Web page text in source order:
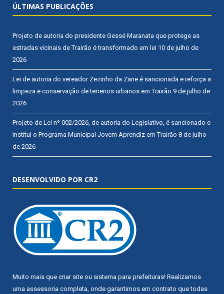
ÚLTIMAS PUBLICAÇÕES
Projeto de autoria do presidente Gessé Maranata que protege as
estradas vicinais de Trairão é transformado em lei 10 de julho de
2026
Lei de autoria do vereador Zezinho da Zane é sancionada e reforça a
limpeza e conservação de terrenos urbanos em Trairão 9 de julho de
2026
Projeto de Lei nº 002/2026, de autoria do Legislativo, é sancionado e
institui o Programa Municipal Jovem Aprendiz em Trairão 8 de julho
de 2026
DESENVOLVIDO POR CR2
Muito mais que criar site ou sistema para prefeituras! Realizamos
uma assessoria completa, onde garantimos em contrato que todas